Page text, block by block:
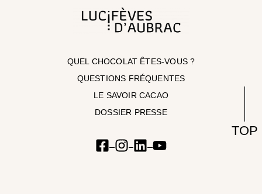
TOP
QUEL CHOCOLAT ÊTES-VOUS ?
QUESTIONS FRÉQUENTES
LE SAVOIR CACAO
DOSSIER PRESSE